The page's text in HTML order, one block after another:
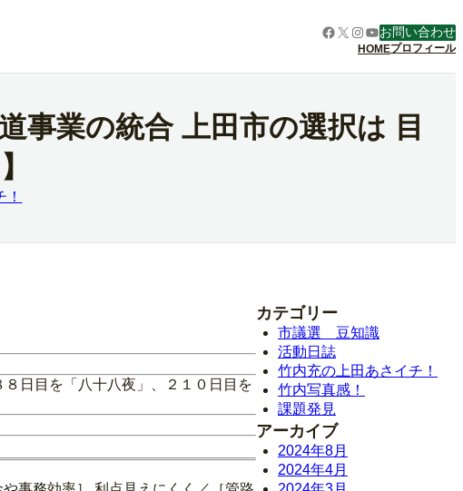
Facebook
X Instagram
YouTube
お問い合わせ
HOMEプロフィール
事業の統合 上田市の選択は 目
日目を「八十八夜」、２１０日目を
カテゴリー
市議選 豆知識
活動日誌
竹内充の上田あさイチ！
竹内写真感！
課題発見
アーカイブ
2024年8月
2024年4月